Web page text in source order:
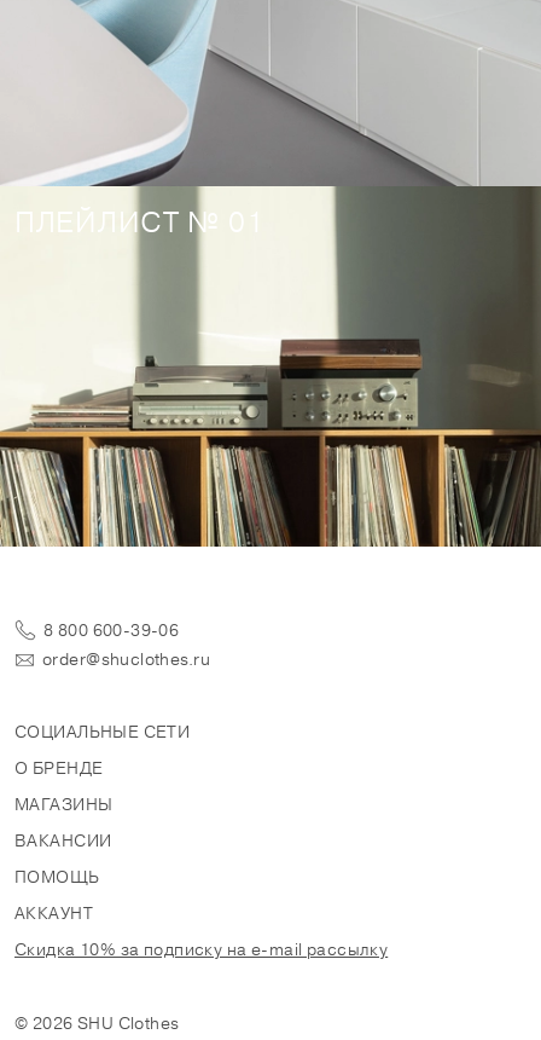
ПЛЕЙЛИСТ № 01
8 800 600-39-06
order@shuclothes.ru
СОЦИАЛЬНЫЕ СЕТИ
О БРЕНДЕ
МАГАЗИНЫ
ВАКАНСИИ
ПОМОЩЬ
АККАУНТ
Скидка 10% за подписку на e-mail рассылку
© 2026 SHU Clothes